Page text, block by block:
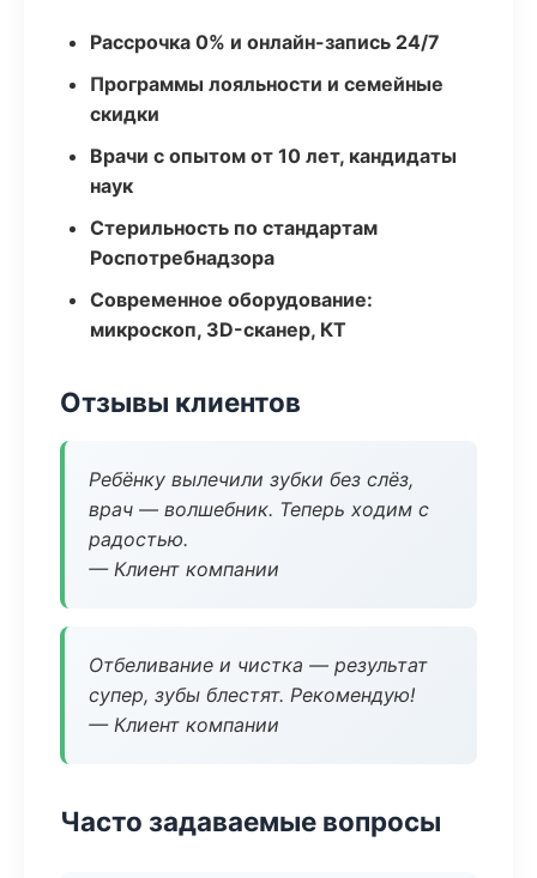
Рассрочка 0% и онлайн-запись 24/7
Программы лояльности и семейные
скидки
Врачи с опытом от 10 лет, кандидаты
наук
Стерильность по стандартам
Роспотребнадзора
Современное оборудование:
микроскоп, 3D-сканер, КТ
Отзывы клиентов
Ребёнку вылечили зубки без слёз,
врач — волшебник. Теперь ходим с
радостью.
— Клиент компании
Отбеливание и чистка — результат
супер, зубы блестят. Рекомендую!
— Клиент компании
Часто задаваемые вопросы